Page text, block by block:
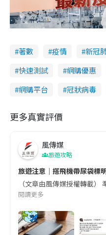
著數 疫情 新冠
快速測試
網購優惠
網購平台
冠狀病毒
更多真實評價
風傳媒
旅遊攻略
旅遊注意｜搭飛機帶尿袋標
（文章由風傳媒授權轉載
閱讀更多